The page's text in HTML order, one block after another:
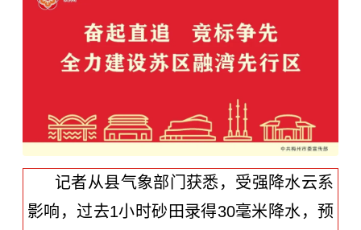
记者从县气象部门获悉， 受强降水云系
影响，过去1小时砂田录得30毫米降水，预